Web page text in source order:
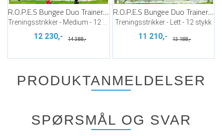
R.O.P.E.S Bungee Duo Trainer PRO Medium
12 230,- 14 388,-
R.O.P.E.S Bungee Duo Trainer PRO Light
Treningsstrikker - Lett - 12 stykk
11 210,- 13 188,-
PRODUKTANMELDELSER
SPØRSMÅL OG SVAR